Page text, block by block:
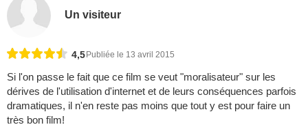
Un visiteur
4,5 Publiée le 13 avril 2015
Si l'on passe le fait que ce film se veut "moralisateur" sur les
dérives de l'utilisation d'internet et de leurs conséquences parfois
dramatiques, il n'en reste pas moins que tout y est pour faire un
très bon film!